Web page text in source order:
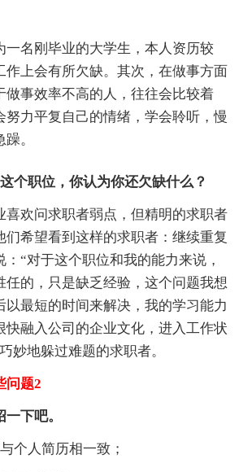
一名刚毕业的大学生，本人资历较
作上会有所欠缺。其次，在做事方面
做事效率不高的人，往往会比较着
努力平复自己的情绪，学会聆听，慢
。
个职位，你认为你还欠缺什么？
喜欢问求职者弱点，但精明的求职者
们希望看到这样的求职者：继续重复
“对于这个职位和我的能力来说，
任的，只是缺乏经验，这个问题我想
以最短的时间来解决，我的学习能力
快融入公司的企业文化，进入工作状
妙地躲过难题的求职者。
题2
下吧。
个人简历相一致；